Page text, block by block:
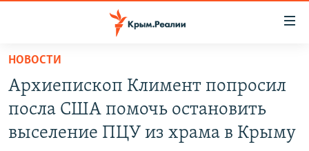
Вернуться
основному
содержанию
СПЕЦПРОЕКТЫ
НОВОСТИ
Архиепископ Климент попросил
посла США помочь остановить
выселение ПЦУ из храма в Крыму